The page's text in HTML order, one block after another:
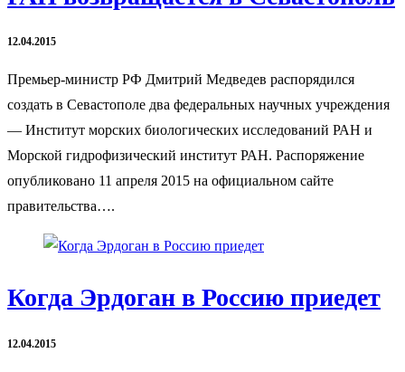
12.04.2015
Премьер-министр РФ Дмитрий Медведев распорядился
создать в Севастополе два федеральных научных учреждения
— Институт морских биологических исследований РАН и
Морской гидрофизический институт РАН. Распоряжение
опубликовано 11 апреля 2015 на официальном сайте
правительства….
Когда Эрдоган в Россию приедет
12.04.2015